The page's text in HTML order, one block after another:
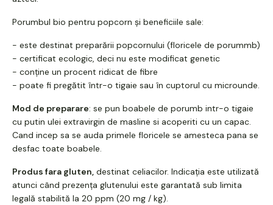
Porumbul bio pentru popcorn și beneficiile sale:
- este destinat preparării popcornului (floricele de porummb)
- certificat ecologic, deci nu este modificat genetic
- conține un procent ridicat de fibre
- poate fi pregătit într-o tigaie sau în cuptorul cu microunde.
Mod de preparare: se pun boabele de porumb intr-o tigaie
cu putin ulei extravirgin de masline si acoperiti cu un capac.
Cand incep sa se auda primele floricele se amesteca pana se
desfac toate boabele.
Produs fara gluten, destinat celiacilor. Indicația este utilizată
atunci când prezența glutenului este garantată sub limita
legală stabilită la 20 ppm (20 mg / kg).